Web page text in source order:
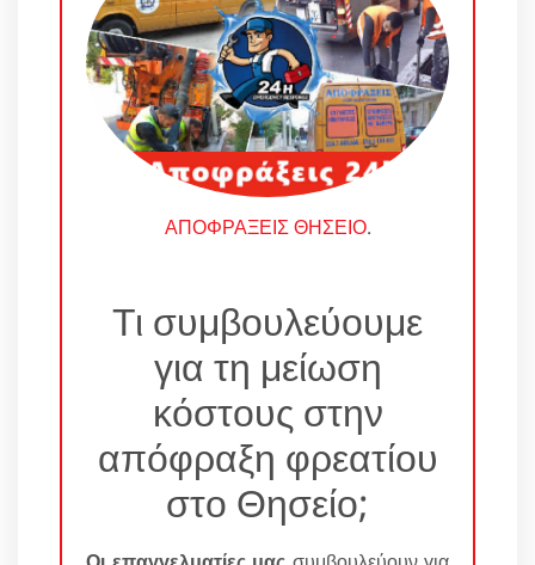
ΑΠΟΦΡΑΞΕΙΣ ΘΗΣΕΙΟ.
Τι συμβουλεύουμε
για τη μείωση
κόστους στην
απόφραξη φρεατίου
στο Θησείο;